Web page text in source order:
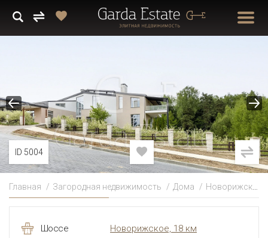
ID 5004
Главная Загородная недвижимость Дома Новорижское
Шоссе
Новорижское, 18 км